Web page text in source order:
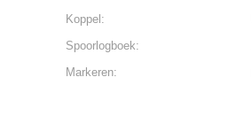
Koppel:
Spoorlogboek:
Markeren: